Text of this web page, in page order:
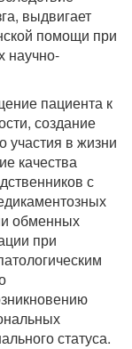
выдвигает
помощи при
научно-
пациента к
создание
участия в жизни
качества
с
обменных
при
статуса.